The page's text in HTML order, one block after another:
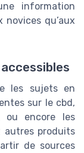
information
qu’aux
les sujets en
sur le cbd,
ou encore les
autres produits
de sources